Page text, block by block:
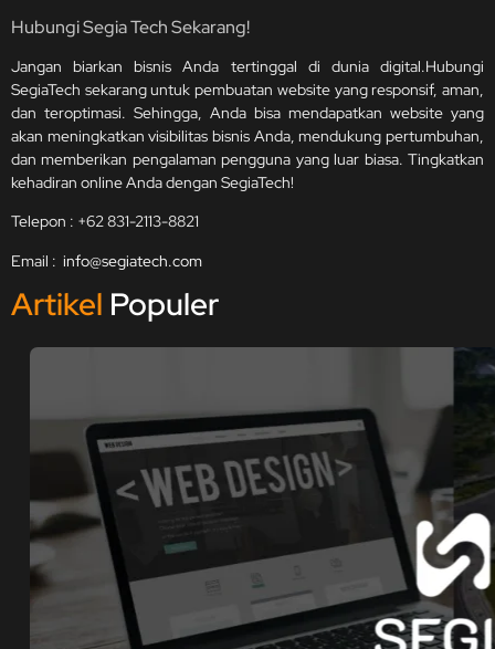
Hubungi Segia Tech Sekarang!
Jangan biarkan bisnis Anda tertinggal di dunia digital.Hubungi
SegiaTech sekarang untuk pembuatan website yang responsif, aman,
dan teroptimasi. Sehingga, Anda bisa mendapatkan website yang
akan meningkatkan visibilitas bisnis Anda, mendukung pertumbuhan,
dan memberikan pengalaman pengguna yang luar biasa. Tingkatkan
kehadiran online Anda dengan SegiaTech!
Telepon : +62 831-2113-8821
Email : info@segiatech.com
Artikel Populer